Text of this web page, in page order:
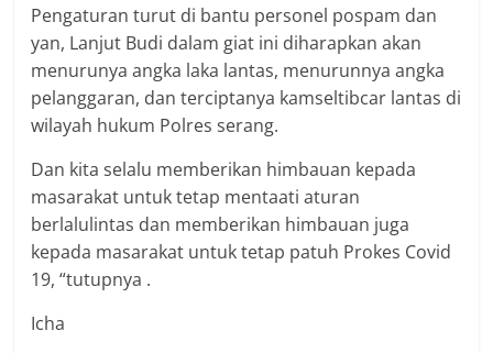
Pengaturan turut di bantu personel pospam dan
yan, Lanjut Budi dalam giat ini diharapkan akan
menurunya angka laka lantas, menurunnya angka
pelanggaran, dan terciptanya kamseltibcar lantas di
wilayah hukum Polres serang.
Dan kita selalu memberikan himbauan kepada
masarakat untuk tetap mentaati aturan
berlalulintas dan memberikan himbauan juga
kepada masarakat untuk tetap patuh Prokes Covid
19, “tutupnya .
Icha